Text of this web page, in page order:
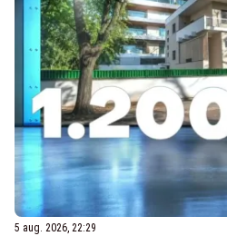
5 aug. 2026, 22:29